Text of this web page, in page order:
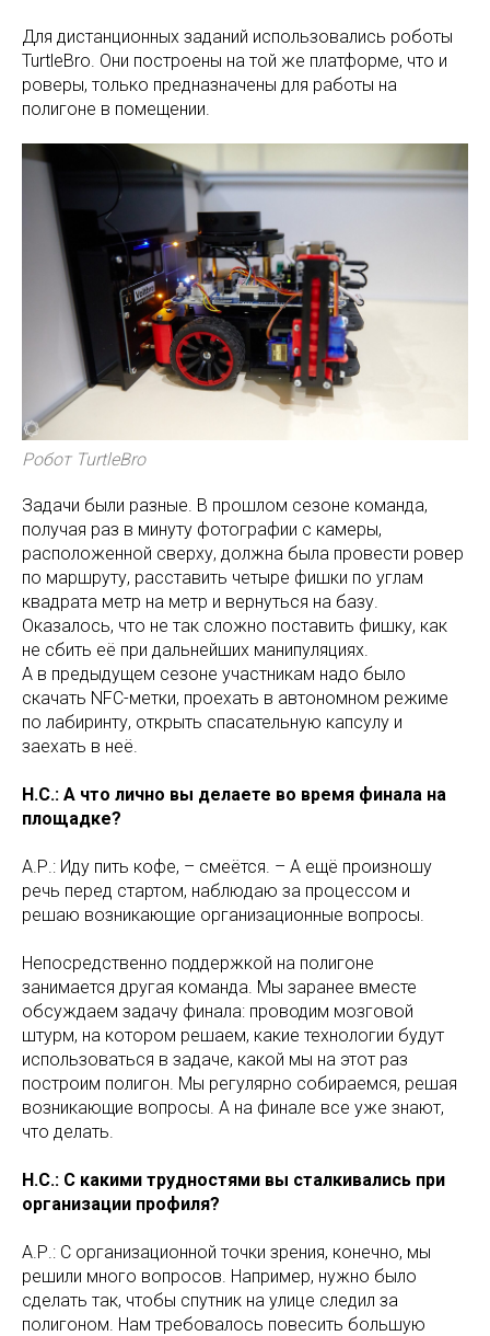
Для дистанционных заданий использовались роботы
TurtleBro. Они построены на той же платформе, что и
роверы, только предназначены для работы на
полигоне в помещении.
Робот TurtleBro
Задачи были разные. В прошлом сезоне команда,
получая раз в минуту фотографии с камеры,
расположенной сверху, должна была провести ровер
по маршруту, расставить четыре фишки по углам
квадрата метр на метр и вернуться на базу.
Оказалось, что не так сложно поставить фишку, как
не сбить её при дальнейших манипуляциях.
А в предыдущем сезоне участникам надо было
скачать NFC-метки, проехать в автономном режиме
по лабиринту, открыть спасательную капсулу и
заехать в неё.
Н.С.: А что лично вы делаете во время финала на
площадке?
А.Р.: Иду пить кофе, – смеётся. – А ещё произношу
речь перед стартом, наблюдаю за процессом и
решаю возникающие организационные вопросы.
Непосредственно поддержкой на полигоне
занимается другая команда. Мы заранее вместе
обсуждаем задачу финала: проводим мозговой
штурм, на котором решаем, какие технологии будут
использоваться в задаче, какой мы на этот раз
построим полигон. Мы регулярно собираемся, решая
возникающие вопросы. А на финале все уже знают,
что делать.
Н.С.: С какими трудностями вы сталкивались при
организации профиля?
А.Р.: С организационной точки зрения, конечно, мы
решили много вопросов. Например, нужно было
сделать так, чтобы спутник на улице следил за
полигоном. Нам требовалось повесить большую